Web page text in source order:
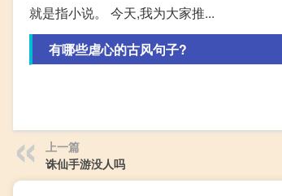
就是指小说。 今天,我为大家推...
有哪些虐心的古风句子?
上一篇
诛仙手游没人吗